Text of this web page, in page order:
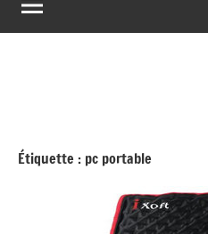
Étiquette : pc portable